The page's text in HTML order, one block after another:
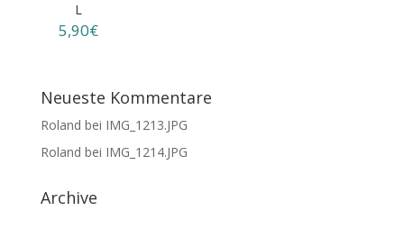
L
5,90€
Neueste Kommentare
Roland bei IMG_1213.JPG
Roland bei IMG_1214.JPG
Archive